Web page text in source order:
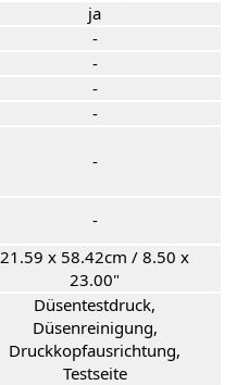
ja
-
-
-
-
-
-
21.59 x 58.42cm / 8.50 x
23.00"
Düsentestdruck,
Düsenreinigung,
Druckkopfausrichtung,
Testseite